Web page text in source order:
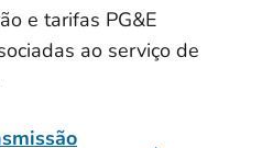
e tarifas PG&E
ao serviço de